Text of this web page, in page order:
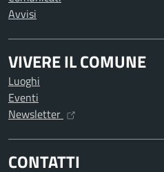
Avvisi
VIVERE IL COMUNE
Luoghi
Eventi
Newsletter
CONTATTI